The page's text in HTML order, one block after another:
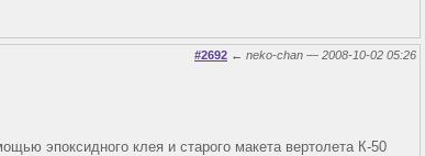
#2692 ← neko-chan — 2008-10-02 05:26
эпоксидного клея и старого макета вертолета К-50